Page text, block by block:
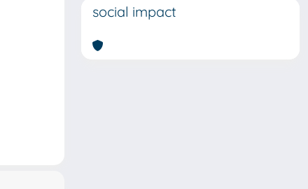
social impact